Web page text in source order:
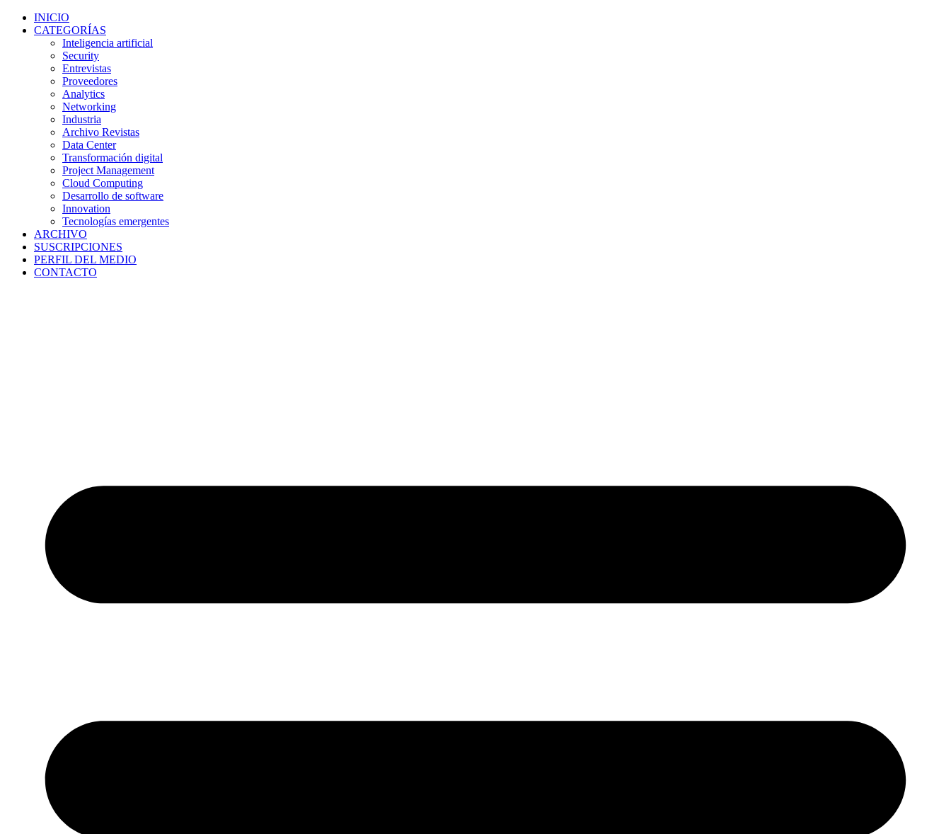
INICIO
CATEGORÍAS
Inteligencia artificial
Security
Entrevistas
Proveedores
Analytics
Networking
Industria
Archivo Revistas
Data Center
Transformación digital
Project Management
Cloud Computing
Desarrollo de software
Innovation
Tecnologías emergentes
ARCHIVO
SUSCRIPCIONES
PERFIL DEL MEDIO
CONTACTO